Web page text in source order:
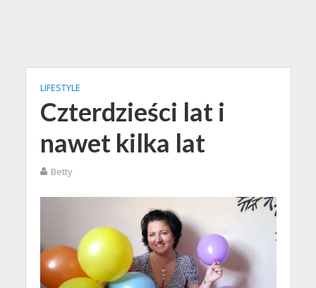
LIFESTYLE
Czterdzieści lat i
nawet kilka lat
Betty